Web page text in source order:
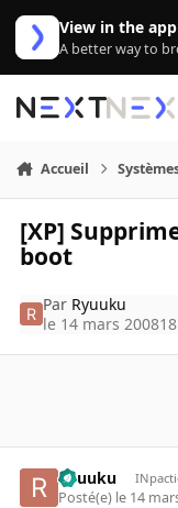
Aller au contenu
View in the app
A better way to
Accueil
[XP]
boot
Par Ryuuku
le 14 mars 2008
Ryuuku
Posté(e) le 14